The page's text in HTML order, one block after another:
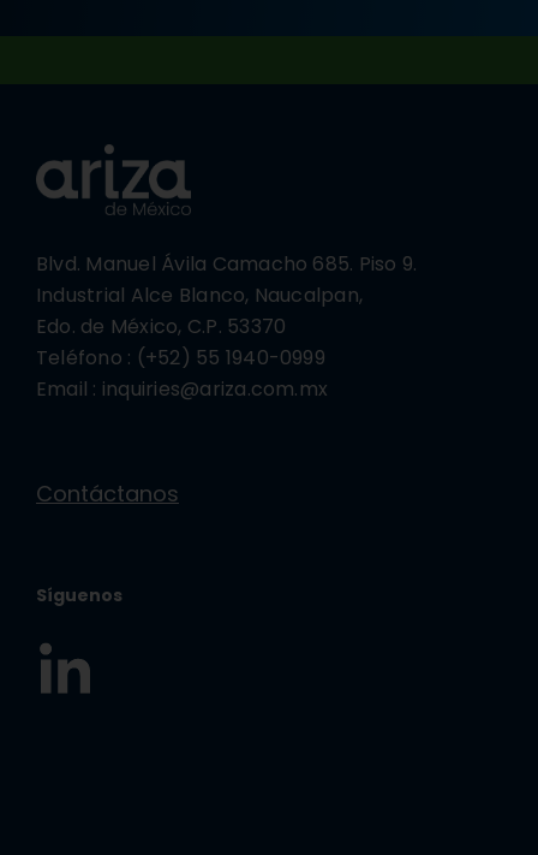
Blvd. Manuel Ávila Camacho 685. Piso 9.
Industrial Alce Blanco, Naucalpan,
Edo. de México, C.P. 53370
Teléfono : (+52) 55 1940-0999
Email : inquiries@ariza.com.mx
Contáctanos
Síguenos